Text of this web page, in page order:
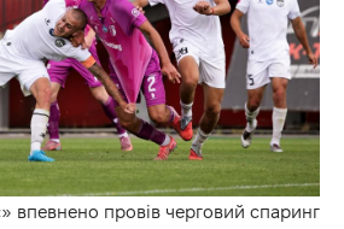
впевнено провів черговий спаринг